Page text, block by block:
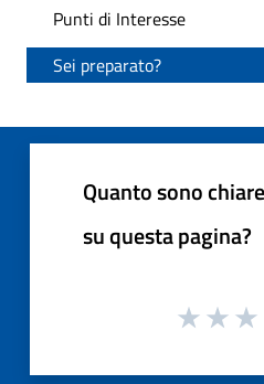
Punti di Interesse
Sei preparato?
Quanto sono
su questa pagina?